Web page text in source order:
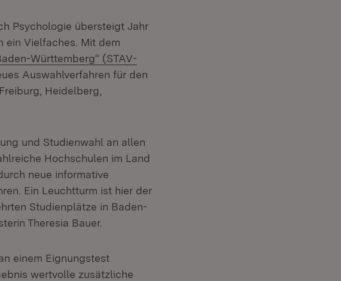
Psychologie übersteigt Jahr
ein Vielfaches. Mit dem
Württemberg“ (STAV-
Auswahlverfahren für den
Heidelberg,
und Studienwahl an allen
Hochschulen im Land
neue informative
Ein Leuchtturm ist hier der
Studienplätze in Baden-
Theresia Bauer.
einem Eignungstest
wertvolle zusätzliche